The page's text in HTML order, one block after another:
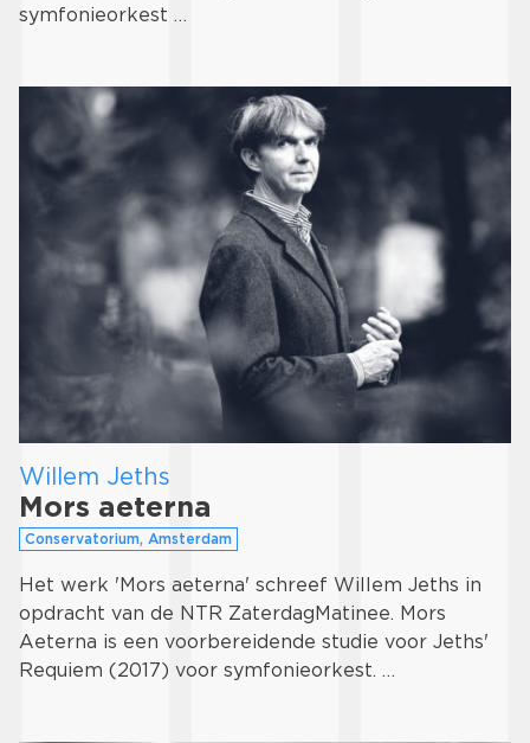
symfonieorkest …
Willem Jeths
Mors aeterna
Conservatorium, Amsterdam
Het werk 'Mors aeterna' schreef Willem Jeths in
opdracht van de NTR ZaterdagMatinee. Mors
Aeterna is een voorbereidende studie voor Jeths'
Requiem (2017) voor symfonieorkest. …